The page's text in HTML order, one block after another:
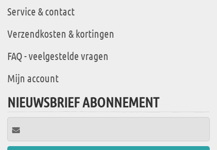
Service & contact
Verzendkosten & kortingen
FAQ - veelgestelde vragen
Mijn account
NIEUWSBRIEF ABONNEMENT